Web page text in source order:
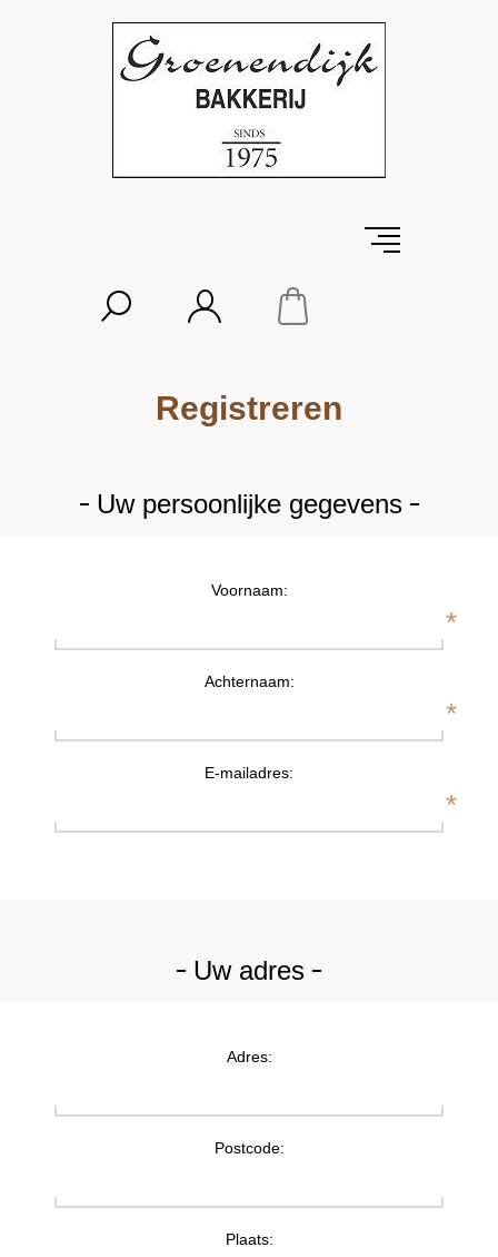
Registreren
Uw persoonlijke gegevens
Voornaam:
*
Achternaam:
*
E-mailadres:
*
Uw adres
Adres:
Postcode:
Plaats: